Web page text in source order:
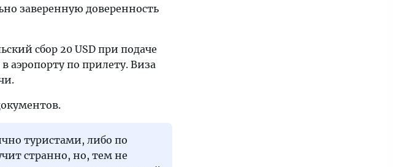
заверенную доверенность
сбор 20 USD при подаче
аэропорту по прилету. Виза
туристами, либо по
странно, но, тем не